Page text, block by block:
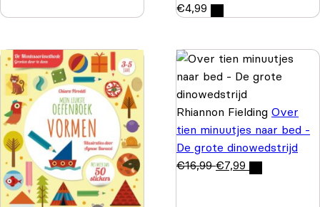
€4,99
Rhiannon Fielding Over
tien minuutjes naar bed -
De grote dinowedstrijd
€16,99 €7,99